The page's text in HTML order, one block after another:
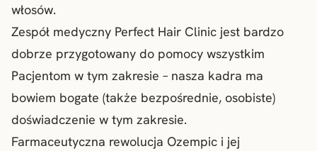
włosów.
Zespół medyczny Perfect Hair Clinic jest bardzo
dobrze przygotowany do pomocy wszystkim
Pacjentom w tym zakresie – nasza kadra ma
bowiem bogate (także bezpośrednie, osobiste)
doświadczenie w tym zakresie.
Farmaceutyczna rewolucja Ozempic i jej